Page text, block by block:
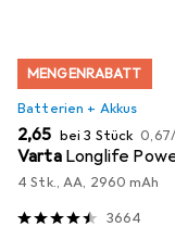
MENGENRABATT
Batterien + Akkus
EUR
2,65 bei 3 Stück EUR
0,67/
Varta Longlife
4 Stk., AA, 2960 mAh
3664